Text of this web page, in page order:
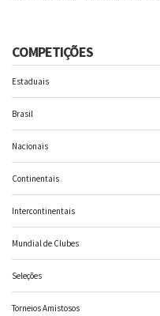
COMPETIÇÕES
Estaduais
Brasil
Nacionais
Continentais
Intercontinentais
Mundial de Clubes
Seleções
Torneios Amistosos